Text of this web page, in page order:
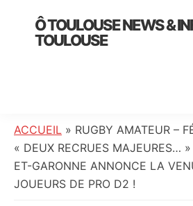
primary
Ô TOULOUSE NEWS &
TOULOUSE
:
info
locale,
société,
ACCUEIL » RUGBY AMATEUR –
« DEUX RECRUES MAJEURES…
ET-GARONNE ANNONCE LA
JOUEURS DE PRO D2 !